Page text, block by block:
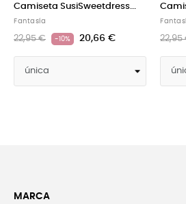
Camiseta SusiSweetdress...
Fantasía
22,95 € -10% 20,66 €
MARCA